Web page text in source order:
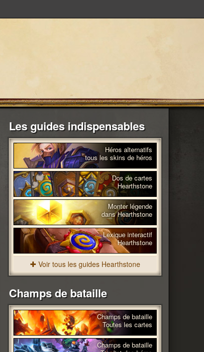
Les guides indispensables
Héros alternatifs
tous les skins de héros
Dos de cartes
Hearthstone
Monter légende
dans Hearthstone
Lexique interactif
Hearthstone
Voir tous les guides Hearthstone
Champs de bataille
Champs de bataille
Toutes les cartes
Champs de bataille